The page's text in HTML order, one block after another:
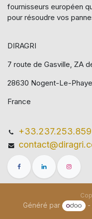
fournisseurs européen
pour résoudre vos
DIRAGRI
7 route de Gasville, ZA
28630 Nogent-Le-Phaye
France
+33.237.253.859
Généré par -